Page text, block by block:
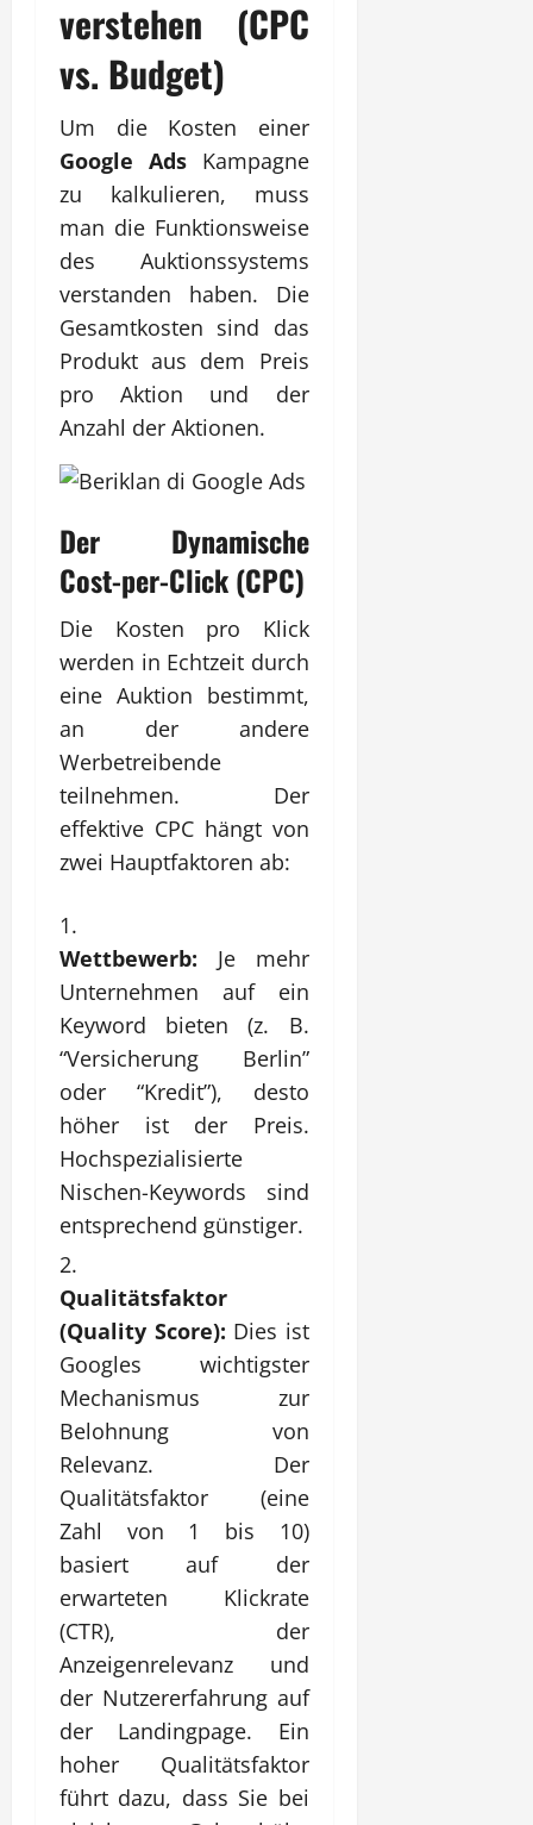
verstehen (CPC
vs. Budget)
Um die Kosten einer
Google AdsKampagne
zu kalkulieren, muss
man die Funktionsweise
des Auktionssystems
verstanden haben. Die
Gesamtkosten sind das
Produkt aus dem Preis
pro Aktion und der
Anzahl der Aktionen.
Der Dynamische
Cost-per-Click (CPC)
Die Kosten pro Klick
werden in Echtzeit durch
eine Auktion bestimmt,
an der andere
Werbetreibende
teilnehmen. Der
effektive CPC hängt von
zwei Hauptfaktoren ab:
Wettbewerb: Je mehr
Unternehmen auf ein
Keyword bieten (z. B.
“Versicherung Berlin”
oder “Kredit”), desto
höher ist der Preis.
Hochspezialisierte
Nischen-Keywords sind
entsprechend günstiger.
Qualitätsfaktor
(Quality Score): Dies ist
Googles wichtigster
Mechanismus zur
Belohnung von
Relevanz. Der
Qualitätsfaktor (eine
Zahl von 1 bis 10)
basiert auf der
erwarteten Klickrate
(CTR), der
Anzeigenrelevanz und
der Nutzererfahrung auf
der Landingpage. Ein
hoher Qualitätsfaktor
führt dazu, dass Sie bei